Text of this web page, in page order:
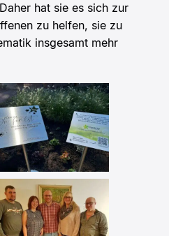
hat sie es sich zur
zu helfen, sie zu
insgesamt mehr